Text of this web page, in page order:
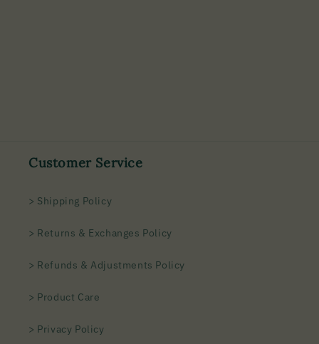
Customer Service
> Shipping Policy
> Returns & Exchanges Policy
> Refunds & Adjustments Policy
> Product Care
> Privacy Policy